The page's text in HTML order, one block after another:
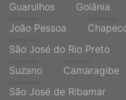
Guarulhos Goiânia
João Pessoa
São José do Rio Preto
Suzano Camaragibe
São José de Ribamar